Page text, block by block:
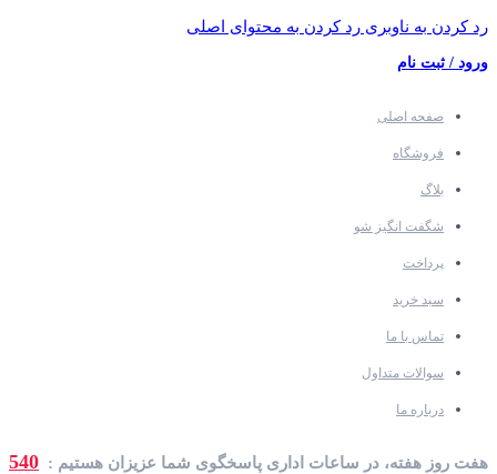
رد کردن به ناوبری رد کردن به محتوای اصلی
ورود / ثبت نام
صفحه اصلی
فروشگاه
بلاگ
شگفت انگیز شو
پرداخت
سبد خرید
تماس با ما
سوالات متداول
درباره ما
هفت روز هفته، در ساعات اداری پاسخگوی شما عزیزان هستیم : 540